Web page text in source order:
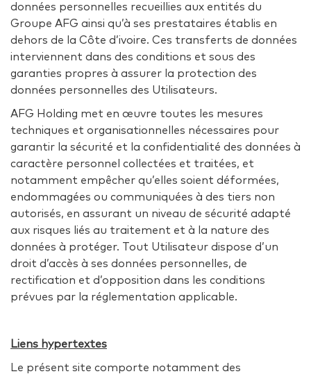
données personnelles recueillies aux entités du
Groupe AFG ainsi qu’à ses prestataires établis en
dehors de la Côte d’ivoire. Ces transferts de données
interviennent dans des conditions et sous des
garanties propres à assurer la protection des
données personnelles des Utilisateurs.
AFG Holding met en œuvre toutes les mesures
techniques et organisationnelles nécessaires pour
garantir la sécurité et la confidentialité des données à
caractère personnel collectées et traitées, et
notamment empêcher qu’elles soient déformées,
endommagées ou communiquées à des tiers non
autorisés, en assurant un niveau de sécurité adapté
aux risques liés au traitement et à la nature des
données à protéger. Tout Utilisateur dispose d’un
droit d’accès à ses données personnelles, de
rectification et d’opposition dans les conditions
prévues par la réglementation applicable.
Liens hypertextes
Le présent site comporte notamment des